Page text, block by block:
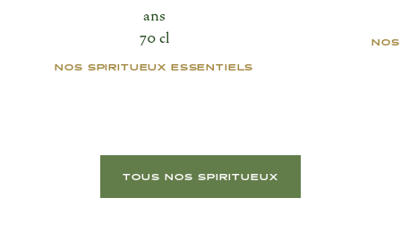
ans
70 cl
NOS SPIRITUEUX ESSENTIELS
TOUS NOS SPIRITUEUX